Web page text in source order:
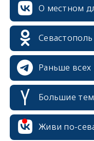
О местном
Раньше
Большие
Живи по-